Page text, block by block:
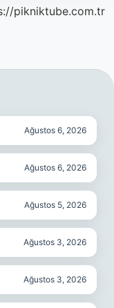
pikniktube.com.tr
Ağustos 6, 2026
Ağustos 6, 2026
Ağustos 5, 2026
Ağustos 3, 2026
Ağustos 3, 2026